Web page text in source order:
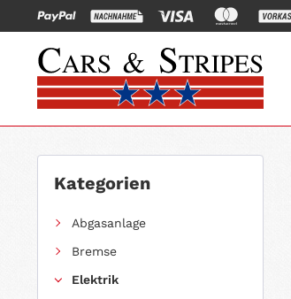
Kategorien
Abgasanlage
Bremse
Elektrik